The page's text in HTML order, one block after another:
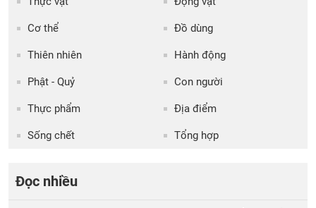
Cơ thể Đồ dùng
Thiên nhiên Hành động
Phật - Quỷ Con người
Thực phẩm Địa điểm
Sống chết Tổng hợp
Đọc nhiều